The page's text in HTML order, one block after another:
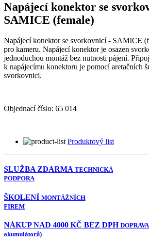
Napájecí konektor se
SAMICE (female)
Napájecí konektor se svorkovnicí - SAMICE
pro kameru. Napájecí konektor je osazen
jednoduchou montáž bez nutnosti pájení.
k napájecímu konektoru je pomocí aretačních
svorkovnici.
Objednací číslo: 65 014
Produktový list
SLUŽBA ZDARMA TECHNICKÁ
PODPORA
ŠKOLENÍ MONTÁŽNÍCH
FIREM
NÁKUP NAD 4000 KČ BEZ DPH
akumulátorů)